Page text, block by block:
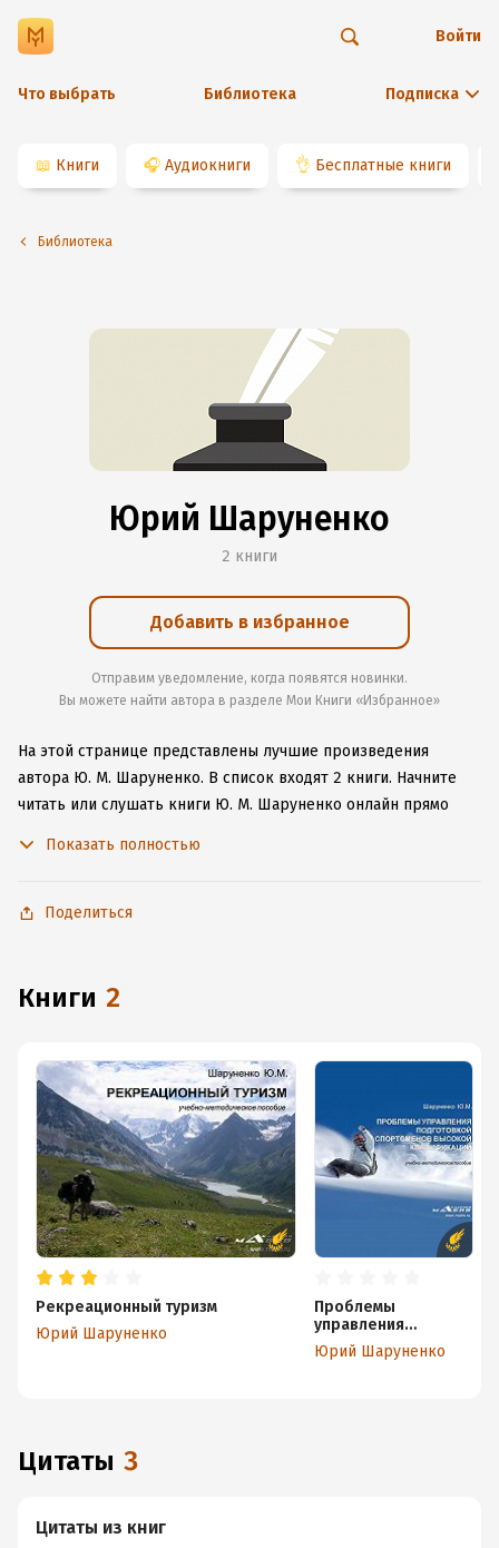
Что выбрать Библиотека Подписка
Войти
📖 Книги 🎧 Аудиокниги 👌 Бесплатные книги
Библиотека
Юрий Шаруненко
2 книги
Добавить в избранное
Отправим уведомление, когда появятся новинки.
Вы можете найти автора в разделе Мои Книги «Избранное»
На этой странице представлены лучшие произведения
автора Ю. М. Шаруненко. В список входят 2 книги. Начните
читать или слушать книги Ю. М. Шаруненко онлайн прямо
Показать полностью
Поделиться
книги 2
Рекреационный туризм
Юрий Шаруненко
Проблемы
управления
подготовкой
спортсменов
Юрий Шаруненко
Цитаты 3
Цитаты из книг